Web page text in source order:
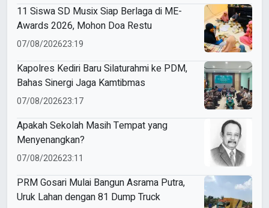
11 Siswa SD Musix Siap Berlaga di ME-
Awards 2026, Mohon Doa Restu
07/08/202623:19
Kapolres Kediri Baru Silaturahmi ke PDM,
Bahas Sinergi Jaga Kamtibmas
07/08/202623:17
Apakah Sekolah Masih Tempat yang
Menyenangkan?
07/08/202623:11
PRM Gosari Mulai Bangun Asrama Putra,
Uruk Lahan dengan 81 Dump Truck